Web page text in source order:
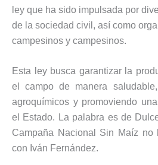
ley que ha sido impulsada por
de la sociedad civil, así como
campesinos y campesinos.
Esta ley busca garantizar la
el campo de manera
agroquímicos y promoviendo
el Estado. La palabra es de
Campaña Nacional Sin Maíz no
con Iván Fernández.